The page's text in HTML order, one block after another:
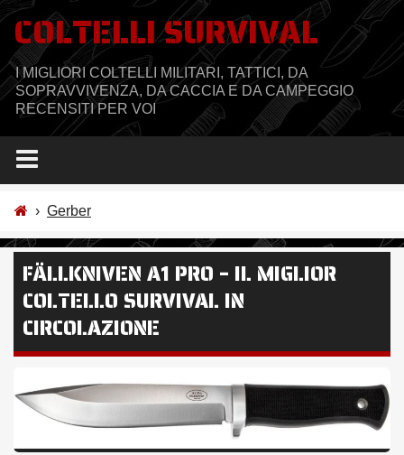
Salta
contenuto
COLTELLI SURVIVAL
I MIGLIORI COLTELLI MILITARI, TATTICI, DA
SOPRAVVIVENZA, DA CACCIA E DA CAMPEGGIO
RECENSITI PER VOI
› Gerber
FÄLLKNIVEN A1 PRO – IL MIGLIOR
COLTELLO SURVIVAL IN
CIRCOLAZIONE